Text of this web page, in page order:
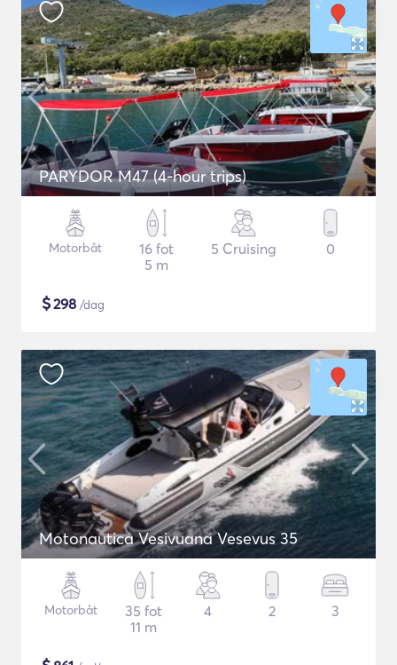
PARYDOR M47 (4-hour trips)
Motorbåt
16 fot
5 m
5 Cruising 0
$298 /dag
Motonautica Vesivuana Vesevus 35
Motorbåt
35 fot
11 m
4 2 3